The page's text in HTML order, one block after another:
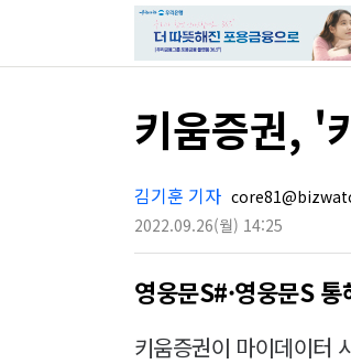
키움증권, '
김기훈 기자
2022.09.26(월) 14:25
영웅문S#·영웅문S 통
키움증권이 마이데이터